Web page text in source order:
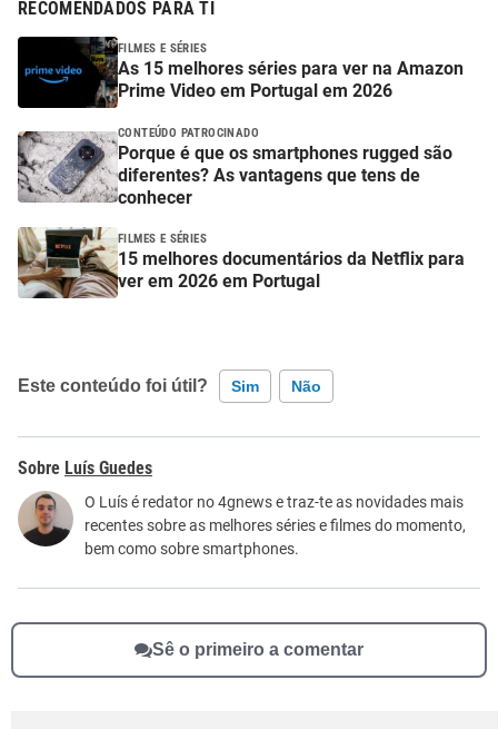
RECOMENDADOS PARA TI
FILMES E SÉRIES
As 15 melhores séries para ver na Amazon
Prime Video em Portugal em 2026
CONTEÚDO PATROCINADO
Porque é que os smartphones rugged são
diferentes? As vantagens que tens de
conhecer
FILMES E SÉRIES
15 melhores documentários da Netflix para
ver em 2026 em Portugal
Este conteúdo foi útil? Sim Não
Este conteúdo contém informação incorreta
Este conteúdo não tem a informação que procuro
Outro
Luís Guedes
O Luís é redator no 4gnews e traz-te as novidades mais
recentes sobre as melhores séries e filmes do momento,
bem como sobre smartphones.
Sê o primeiro a comentar